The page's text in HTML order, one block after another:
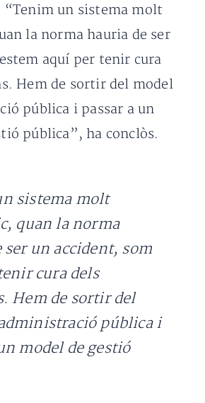
“Tenim un sistema molt
la norma hauria de ser
aquí per tenir cura
Hem de sortir del model
pública i passar a un
pública”, ha conclòs.
sistema molt
quan la norma
ser un accident, som
cura dels
Hem de sortir del
pública i
model de gestió